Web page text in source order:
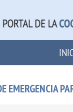
EMERGENCIA